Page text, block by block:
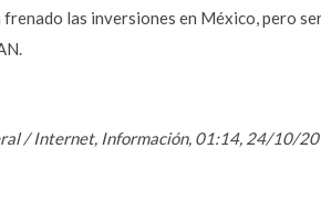
frenado las inversiones en México, pero
/ Internet, Información, 01:14, 24/10/